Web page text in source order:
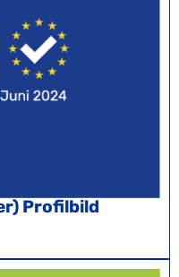
Profilbild